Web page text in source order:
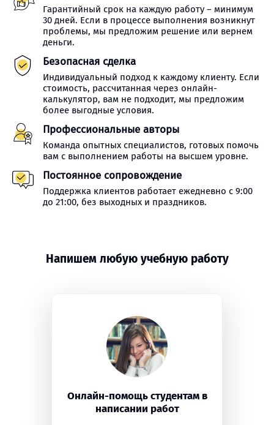
Гарантийный срок на каждую работу – минимум
30 дней. Если в процессе выполнения возникнут
проблемы, мы предложим решение или вернем
деньги.
Безопасная сделка
Индивидуальный подход к каждому клиенту. Если
стоимость, рассчитанная через онлайн-
калькулятор, вам не подходит, мы предложим
более выгодные условия.
Профессиональные авторы
Команда опытных специалистов, готовых помочь
вам с выполнением работы на высшем уровне.
Постоянное сопровождение
Поддержка клиентов работает ежедневно с 9:00
до 21:00, без выходных и праздников.
Напишем любую учебную работу
Онлайн-помощь студентам в
написании работ